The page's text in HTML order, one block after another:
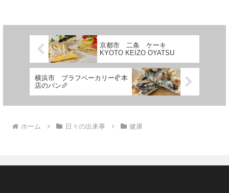
京都市 二条 ケーキ
KYOTO KEIZO OYATSU
横浜市 ブラフベーカリー🥐本
店のパン🥖
ホーム 日々の出来事 健康